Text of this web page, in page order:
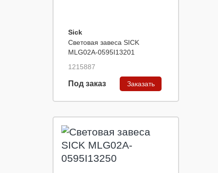
Sick
Световая завеса SICK
MLG02A-0595I13201
1215887
Под заказ Заказать